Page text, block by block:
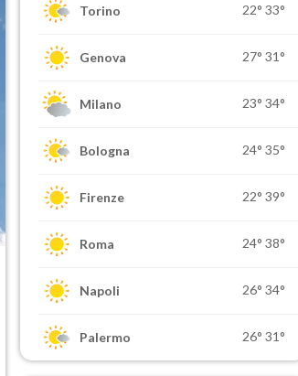
Torino 22° 33°
Genova 27° 31°
Milano 23° 34°
Bologna 24° 35°
Firenze 22° 39°
Roma 24° 38°
Napoli 26° 34°
Palermo 26° 31°